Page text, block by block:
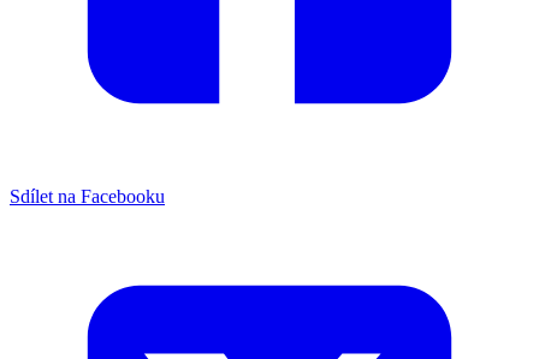
Sdílet na Facebooku